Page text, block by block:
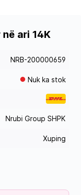
ari 14K
NRB-200000659
Nuk ka stok
Nrubi Group SHPK
Xuping